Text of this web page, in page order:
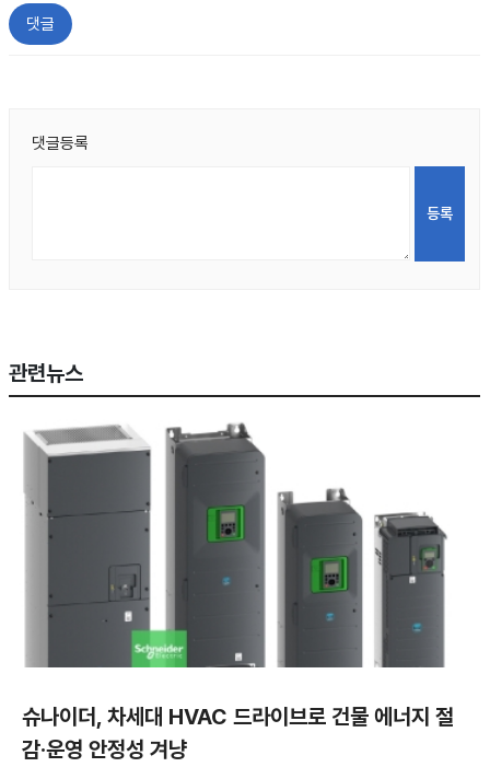
댓글
댓글등록
관련뉴스
슈나이더, 차세대 HVAC 드라이브로 건물 에너지 절
감·운영 안정성 겨냥